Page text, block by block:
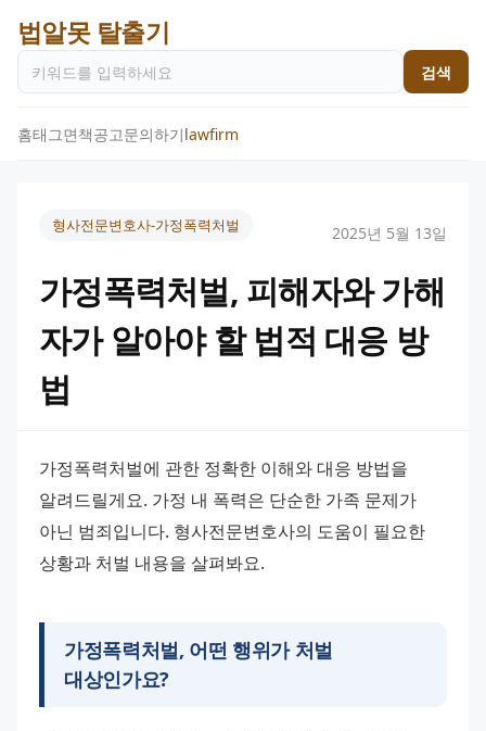
법알못 탈출기
검색
홈태그면책공고문의하기lawfirm
형사전문변호사-가정폭력처벌 2025년 5월 13일
가정폭력처벌, 피해자와 가해
자가 알아야 할 법적 대응 방
법
가정폭력처벌에 관한 정확한 이해와 대응 방법을
알려드릴게요. 가정 내 폭력은 단순한 가족 문제가
아닌 범죄입니다. 형사전문변호사의 도움이 필요한
상황과 처벌 내용을 살펴봐요.
가정폭력처벌, 어떤 행위가 처벌
대상인가요?